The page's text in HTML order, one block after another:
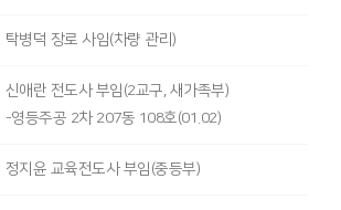
탁병덕 장로 사임(차량 관리)
신애란 전도사 부임(2교구, 새가족부)
-영등주공 2차 207동 108호(01.02)
정지윤 교육전도사 부임(중등부)